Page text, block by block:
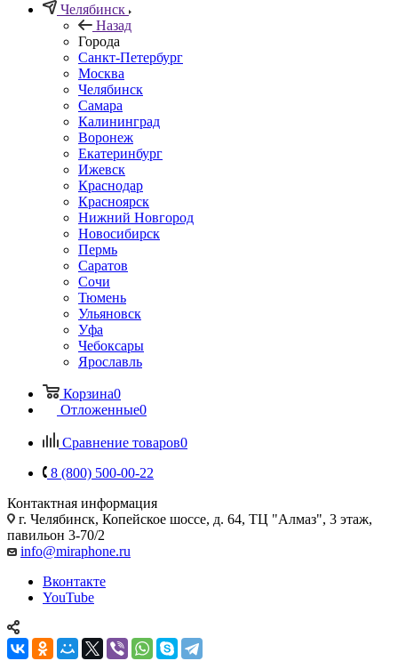
Челябинск
Назад
Города
Санкт-Петербург
Москва
Челябинск
Самара
Калининград
Воронеж
Екатеринбург
Ижевск
Краснодар
Красноярск
Нижний Новгород
Новосибирск
Пермь
Саратов
Сочи
Тюмень
Ульяновск
Уфа
Чебоксары
Ярославль
Корзина0
Отложенные0
Сравнение товаров0
8 (800) 500-00-22
Контактная информация
г. Челябинск, Копейское шоссе, д. 64, ТЦ "Алмаз", 3 этаж,
павильон 3-70/2
info@miraphone.ru
Вконтакте
YouTube